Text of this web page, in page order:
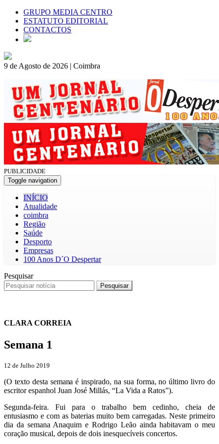
GRUPO MEDIA CENTRO
ESTATUTO EDITORIAL
CONTACTOS
9 de Agosto de 2026 | Coimbra
PUBLICIDADE
Toggle navigation
INÍCIO
Atualidade
coimbra
Região
Saúde
Desporto
Empresas
100 Anos D´O Despertar
Pesquisar
Pesquisar
CLARA CORREIA
Semana 1
12 de Julho 2019
(O texto desta semana é inspirado, na sua forma, no último livro do
escritor espanhol Juan José Millás, “La Vida a Ratos”).
Segunda-feira. Fui para o trabalho bem cedinho, cheia de
entusiasmo e com as baterias muito bem carregadas. Neste primeiro
dia da semana Anaquim e Rodrigo Leão ainda habitavam o meu
coração musical, depois de dois inesquecíveis concertos.